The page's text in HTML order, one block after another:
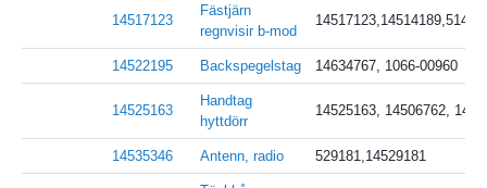
14517123
Fästjärn
regnvisir b-mod
14522195 Backspegelstag 14634767, 1066-00960
14525163
Handtag
hyttdörr
14525163, 14506762,
14535346 Antenn, radio 529181,14529181